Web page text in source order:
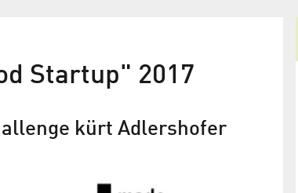
Startup" 2017
kürt Adlershofer